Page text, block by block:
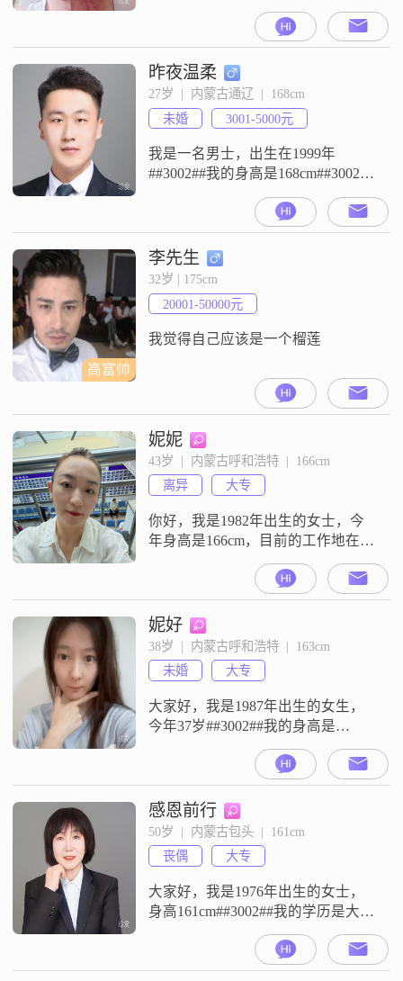
作##3002##我的学历是高中及以下
##3002##我是一个稳重可靠的人，
责任感强，平时随和易相处
##3002##我觉得家庭很重要，所以
一直把家庭放在很重要的位置
##3002##我为人真诚可靠，平时生
活
昨夜温柔
27岁  |  内蒙古通辽  |  168cm
未婚
3001-5000元
我是一名男士，出生在1999年
##3002##我的身高是168cm##3002##
这个区间##3002##我的工作地点在
通辽##3002##我的学历是大专
##3002##我是一个稳重可靠的人，
平时不管是待人还是处事，我都希
望能给人一种踏实的感觉##3002##
同时我性格随和易相处，
高富帅
李先生
32岁 | 175cm
20001-50000元
我觉得自己应该是一个榴莲
妮妮
43岁  |  内蒙古呼和浩特  |  166cm
离异
大专
你好，我是1982年出生的女士，今
年身高是166cm，目前的工作地在呼
和浩特，学历是大专，月收入在
3001到5000元之间##3002##我自己
是一个热爱生活的人，平时觉得日
子过得踏实就好##3002##性格上比
较真诚可靠，觉得和人相处最重要
的就是实实在在##3002##现在想找
一段稳定的关系，追求的是稳定安
逸的生活状
妮好
38岁  |  内蒙古呼和浩特  |  163cm
未婚
大专
大家好，我是1987年出生的女生，
今年37岁##3002##我的身高是
163cm##3002##我现在在呼和浩特工
作##3002##我的学历是大专
##3002##我的月收入在3001元到
5000元之间##3002##我是一个性格
比较温和的人##3002##平时待人接
物比较细心，会照顾到身边人的感
受##3002##在和人
感恩前行
50岁  |  内蒙古包头  |  161cm
丧偶
大专
大家好，我是1976年出生的女士，
身高161cm##3002##我的学历是大
专，现在在包头工作，月收入在
8001元到12000元之间##3002##我的
性格比较开朗爱笑，平时随和易相